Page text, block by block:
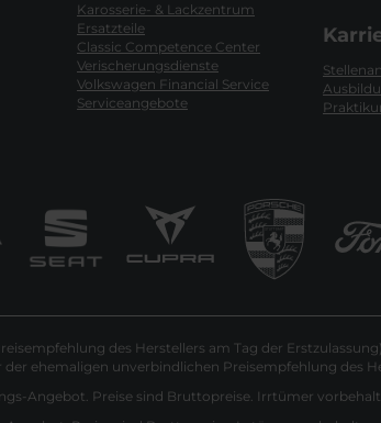
Karosserie- & Lackzentrum
Ersatzteile
Classic Competence Center
Verischerungsdienste
Volkswagen Financial Service
Serviceangebote
des Herstellers am Tag der
ehemaligen unverbindlichen Preisempfehlung des
Angebot. Preise sind Bruttopreise. Irrtümer